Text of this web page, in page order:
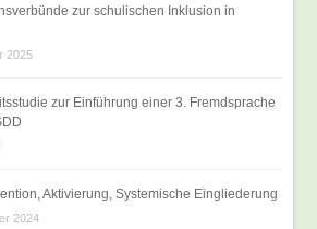
zur schulischen Inklusion in
2025
zur Einführung einer 3. Fremdsprache
Aktivierung, Systemische Eingliederung
2024